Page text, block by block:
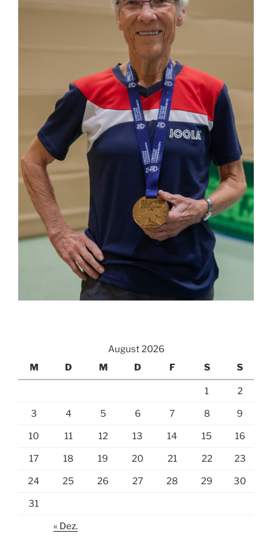
August 2026
M
D M D F S S
1 2
3 4 5 6 7 8 9
10 11 12 13 14 15 16
17 18 19 20 21 22 23
24 25 26 27 28 29 30
31
« Dez.